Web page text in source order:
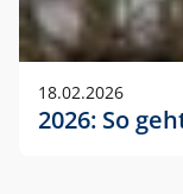
18.02.2026
2026: So